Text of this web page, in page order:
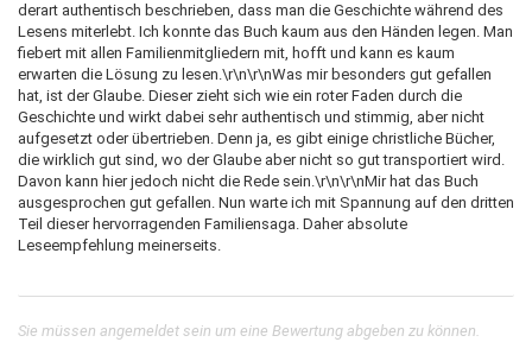
derart authentisch beschrieben, dass man die Geschichte während des
Lesens miterlebt. Ich konnte das Buch kaum aus den Händen legen. Man
fiebert mit allen Familienmitgliedern mit, hofft und kann es kaum
erwarten die Lösung zu lesen.\r\n\r\nWas mir besonders gut gefallen
hat, ist der Glaube. Dieser zieht sich wie ein roter Faden durch die
Geschichte und wirkt dabei sehr authentisch und stimmig, aber nicht
aufgesetzt oder übertrieben. Denn ja, es gibt einige christliche Bücher,
die wirklich gut sind, wo der Glaube aber nicht so gut transportiert wird.
Davon kann hier jedoch nicht die Rede sein.\r\n\r\nMir hat das Buch
ausgesprochen gut gefallen. Nun warte ich mit Spannung auf den dritten
Teil dieser hervorragenden Familiensaga. Daher absolute
Sie müssen angemeldet sein um eine Bewertung abgeben zu können.